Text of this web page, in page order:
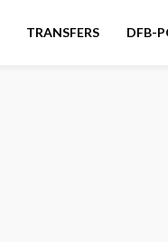
TRANSFERS DFB-